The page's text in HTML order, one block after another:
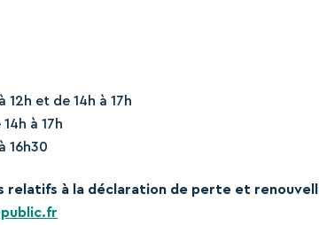
12h et de 14h à 17h
à 17h
16h30
relatifs à la déclaration de perte et